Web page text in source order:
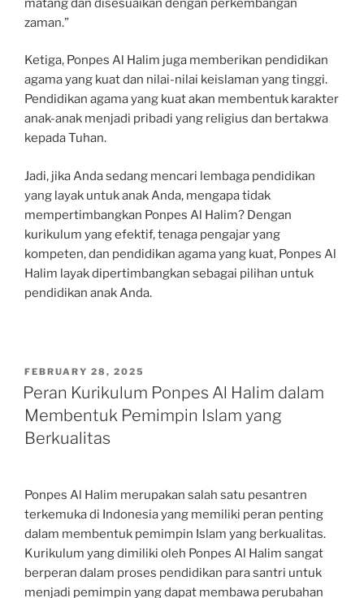
matang dan disesuaikan dengan perkembangan
zaman.”
Ketiga, Ponpes Al Halim juga memberikan pendidikan
agama yang kuat dan nilai-nilai keislaman yang tinggi.
Pendidikan agama yang kuat akan membentuk karakter
anak-anak menjadi pribadi yang religius dan bertakwa
kepada Tuhan.
Jadi, jika Anda sedang mencari lembaga pendidikan
yang layak untuk anak Anda, mengapa tidak
mempertimbangkan Ponpes Al Halim? Dengan
kurikulum yang efektif, tenaga pengajar yang
kompeten, dan pendidikan agama yang kuat, Ponpes Al
Halim layak dipertimbangkan sebagai pilihan untuk
pendidikan anak Anda.
POSTED
ON
FEBRUARY 28, 2025
Peran Kurikulum Ponpes Al Halim dalam
Membentuk Pemimpin Islam yang
Berkualitas
Ponpes Al Halim merupakan salah satu pesantren
terkemuka di Indonesia yang memiliki peran penting
dalam membentuk pemimpin Islam yang berkualitas.
Kurikulum yang dimiliki oleh Ponpes Al Halim sangat
berperan dalam proses pendidikan para santri untuk
menjadi pemimpin yang dapat membawa perubahan